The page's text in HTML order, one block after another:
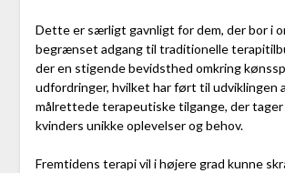
Dette er særligt gavnligt for dem, der bor i
begrænset adgang til traditionelle
der en stigende bevidsthed omkring
udfordringer, hvilket har ført til udviklingen
målrettede terapeutiske tilgange, der
kvinders unikke oplevelser og behov.
Fremtidens terapi vil i højere grad kunne